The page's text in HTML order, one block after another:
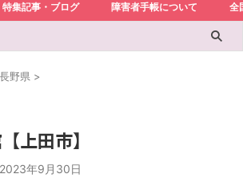
特集記事・ブログ 障害者手帳について 全
長野県 >
上田市】
2023年9月30日